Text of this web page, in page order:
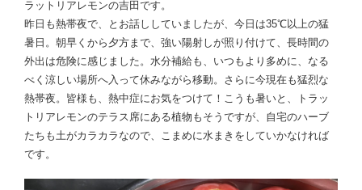
ラットリアレモンの吉田です。
昨日も熱帯夜で、とお話ししていましたが、今日は35℃以上の猛
暑日。朝早くから夕方まで、強い陽射しが照り付けて、長時間の
外出は危険に感じました。水分補給も、いつもより多めに、なる
べく涼しい場所へ入って休みながら移動。さらに今現在も猛烈な
熱帯夜。皆様も、熱中症にお気をつけて！こうも暑いと、トラッ
トリアレモンのテラス席にある植物もそうですが、自宅のハーブ
たちも土がカラカラなので、こまめに水まきをしていかなければ
です。